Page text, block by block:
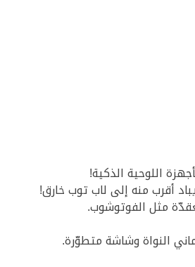
أقرب منه إلى لاب توب خارق!